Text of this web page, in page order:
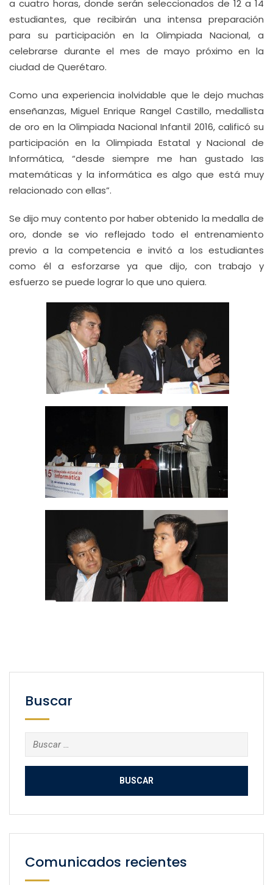
a cuatro horas, donde serán seleccionados de 12 a 14
estudiantes, que recibirán una intensa preparación
para su participación en la Olimpiada Nacional, a
celebrarse durante el mes de mayo próximo en la
ciudad de Querétaro.
Como una experiencia inolvidable que le dejo muchas
enseñanzas, Miguel Enrique Rangel Castillo, medallista
de oro en la Olimpiada Nacional Infantil 2016, calificó su
participación en la Olimpiada Estatal y Nacional de
Informática, “desde siempre me han gustado las
matemáticas y la informática es algo que está muy
relacionado con ellas”.
Se dijo muy contento por haber obtenido la medalla de
oro, donde se vio reflejado todo el entrenamiento
previo a la competencia e invitó a los estudiantes
como él a esforzarse ya que dijo, con trabajo y
esfuerzo se puede lograr lo que uno quiera.
Buscar
Buscar:
Comunicados recientes